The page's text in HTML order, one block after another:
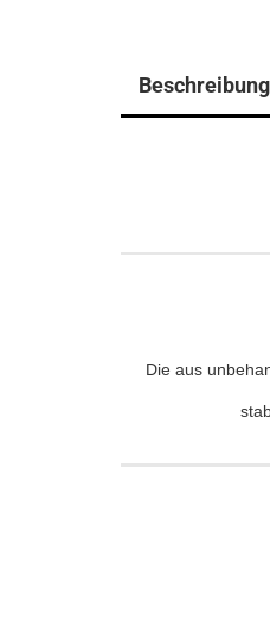
Beschreibung
Die aus